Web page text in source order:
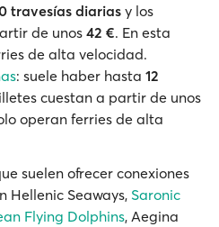
travesías diariasy los
de unos42 €. En esta
de alta velocidad.
: suele haber hasta 12
cuestan a partir de unos
operan ferries de alta
suelen ofrecer conexiones
Hellenic Seaways, Saronic
Flying Dolphins, Aegina